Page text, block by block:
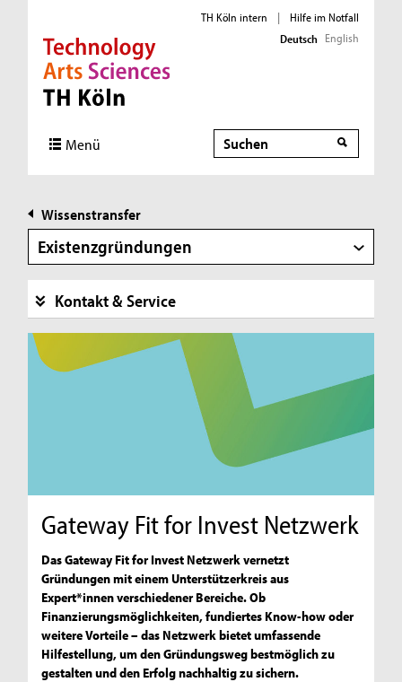
Direkt zur Hauptnavigation
Direkt zur Subnavigation
Direkt zum Inhalt
Direkt zum Fußbereich
TH Köln intern |
Hilfe im Notfall
Deutsch English
Menü Suche
Wissenstransfer
Existenzgründungen
Kontakt & Service
Gateway Fit for Invest Netzwerk
Das Gateway Fit for Invest Netzwerk vernetzt
Gründungen mit einem Unterstützerkreis aus
Expert*innen verschiedener Bereiche. Ob
Finanzierungsmöglichkeiten, fundiertes Know-how oder
weitere Vorteile – das Netzwerk bietet umfassende
Hilfestellung, um den Gründungsweg bestmöglich zu
gestalten und den Erfolg nachhaltig zu sichern.